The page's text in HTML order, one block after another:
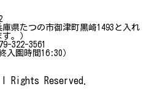
県たつの市御津町黒崎1493と入れ
。）
322-3561
入園時間16:30）
Rights Reserved.